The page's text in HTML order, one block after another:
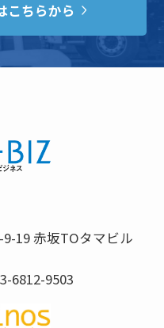
こちらから
19 赤坂TOタマビル
6812-9503